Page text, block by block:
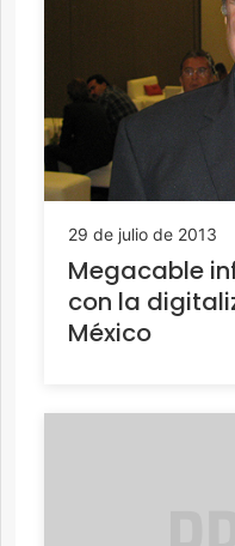
29 de julio de 2013
Megacable
con la
México